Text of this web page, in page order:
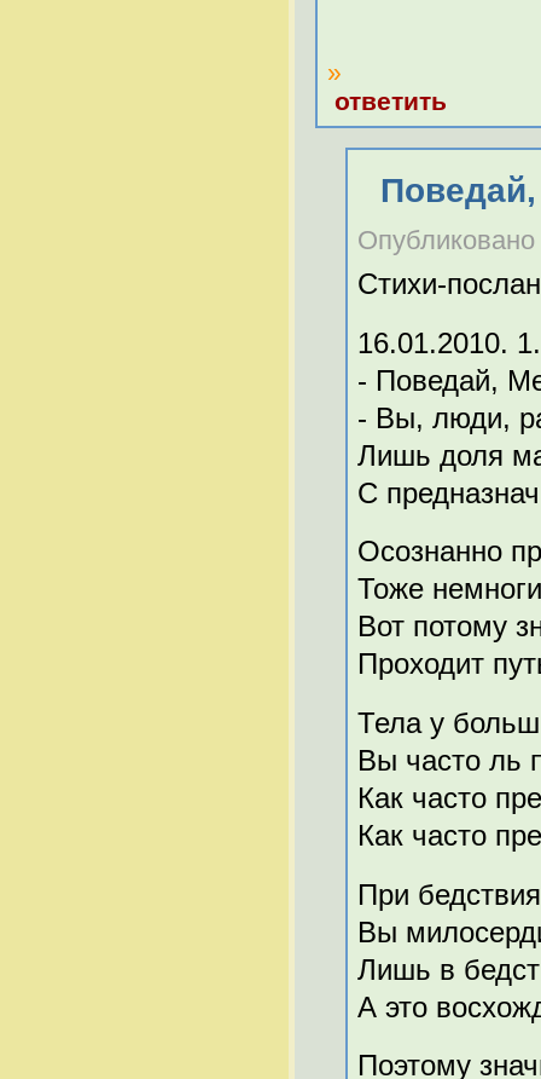
»
ответить
Стихи-
16.01.2010.
- Поведай,
- Вы, люди,
Лишь доля
С
Осознанно
Тоже
Вот потому
Проходит
Тела у
Вы часто ль
Как часто
Как часто
При
Вы
Лишь в
А это
Поэтому